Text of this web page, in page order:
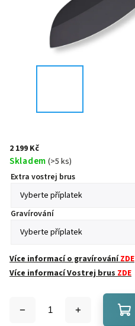
2 199 Kč
Skladem (>5 ks)
Extra vostrej brus
Gravírování
Více informací o gravírováníZDE
Více informací Vostrej brusZDE